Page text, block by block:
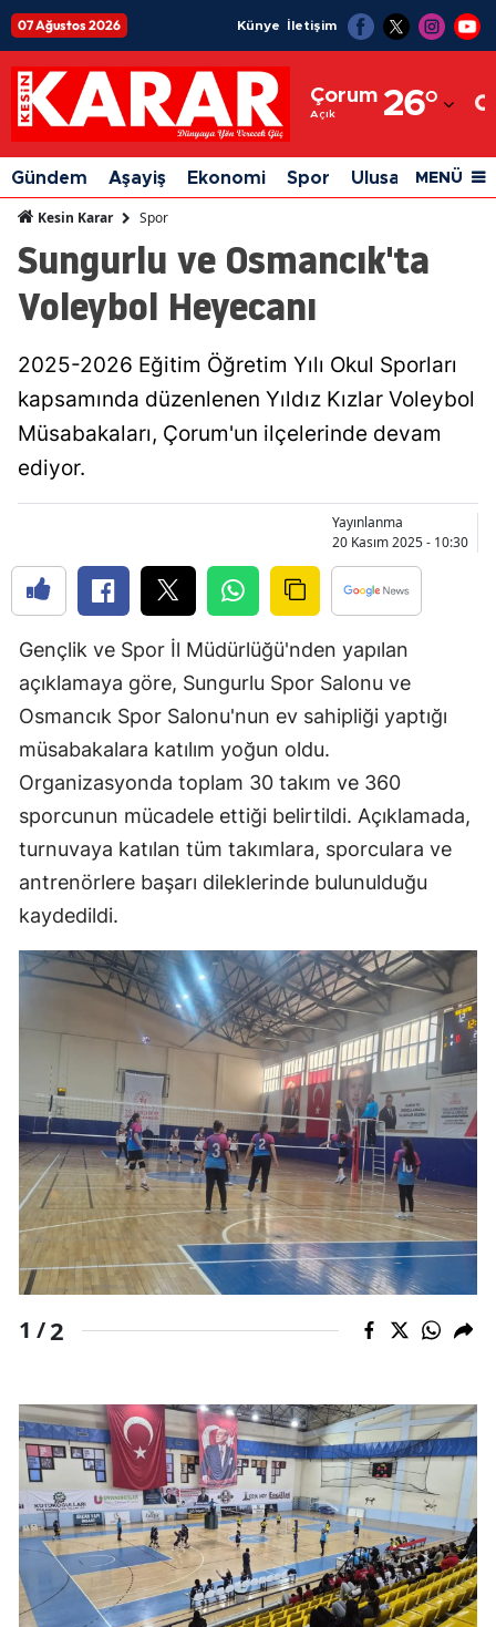
07 Ağustos 2026 Künye İletişim
Çorum
Açık 26°
Adıyaman
Afyonkarahisar
Ağrı
Amasya
Aydın
Bilecik
Bingöl
Bitlis
Bolu
Çanakkale
Çorum
Diyarbakır
Edirne
Elazığ
Erzincan
Erzurum
Eskişehir
Gaziantep
Giresun
Gümüşhane
Hatay
Isparta
Mersin
İstanbul
İzmir
Gündem Aşayiş Ekonomi Spor Ulusal Siyaset
MENÜ
Kesin Karar Spor
Sungurlu ve Osmancık'ta
Voleybol Heyecanı
2025-2026 Eğitim Öğretim Yılı Okul Sporları
kapsamında düzenlenen Yıldız Kızlar Voleybol
Müsabakaları, Çorum'un ilçelerinde devam
ediyor.
Yayınlanma
20 Kasım 2025 - 10:30
Gençlik ve Spor İl Müdürlüğü'nden yapılan
açıklamaya göre, Sungurlu Spor Salonu ve
Osmancık Spor Salonu'nun ev sahipliği yaptığı
müsabakalara katılım yoğun oldu.
Organizasyonda toplam 30 takım ve 360
sporcunun mücadele ettiği belirtildi. Açıklamada,
turnuvaya katılan tüm takımlara, sporculara ve
antrenörlere başarı dileklerinde bulunulduğu
kaydedildi.
1 /2